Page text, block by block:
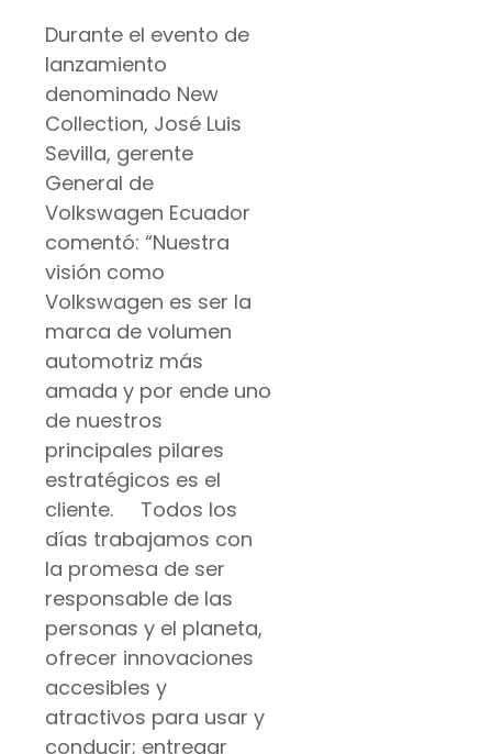
Durante el evento de
lanzamiento
denominado New
Collection, José Luis
Sevilla, gerente
General de
Volkswagen Ecuador
comentó: “Nuestra
visión como
Volkswagen es ser la
marca de volumen
automotriz más
amada y por ende uno
de nuestros
principales pilares
estratégicos es el
cliente. Todos los
días trabajamos con
la promesa de ser
responsable de las
personas y el planeta,
ofrecer innovaciones
accesibles y
atractivos para usar y
conducir; entregar